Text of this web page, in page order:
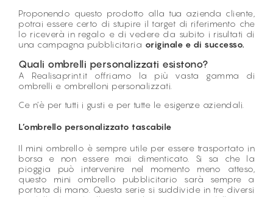
Proponendo questo prodotto alla tua azienda cliente,
potrai essere certo di stupire il target di riferimento che
lo riceverà in regalo e di vedere da subito i risultati di
una campagna pubblicitaria originale e di successo.
Quali ombrelli personalizzati esistono?
A Realisaprint.it offriamo la più vasta gamma di
ombrelli e ombrelloni personalizzati.
Ce n’è per tutti i gusti e per tutte le esigenze aziendali.
L’ombrello personalizzato tascabile
Il mini ombrello è sempre utile per essere trasportato in
borsa e non essere mai dimenticato. Si sa che la
pioggia può intervenire nel momento meno atteso,
questo mini ombrello pubblicitario sarà sempre a
portata di mano. Questa serie si suddivide in tre diversi